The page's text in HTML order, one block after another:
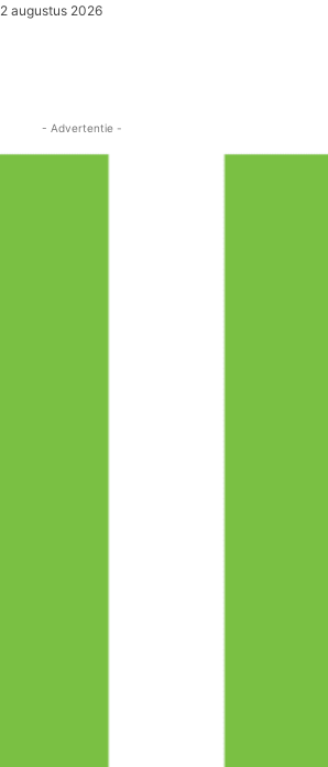
2 augustus 2026
- Advertentie -